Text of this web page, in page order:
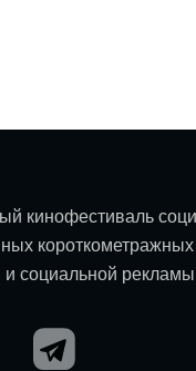
кинофестиваль
и социальной